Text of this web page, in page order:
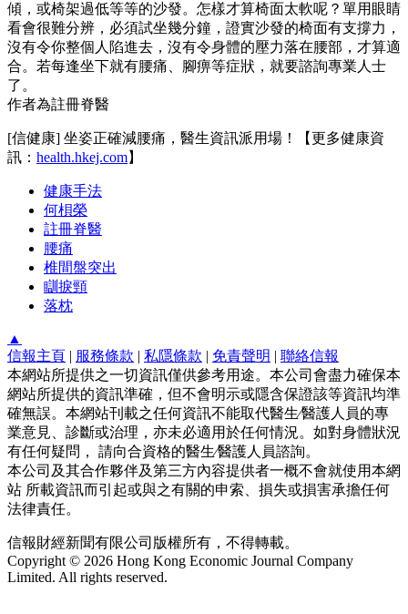
傾，或椅架過低等等的沙發。怎樣才算椅面太軟呢？單用眼睛
看會很難分辨，必須試坐幾分鐘，證實沙發的椅面有支撐力，
沒有令你整個人陷進去，沒有令身體的壓力落在腰部，才算適
合。若每逢坐下就有腰痛、腳痹等症狀，就要諮詢專業人士
了。
作者為註冊脊醫
[信健康] 坐姿正確減腰痛，醫生資訊派用場！【更多健康資
訊： health.hkej.com】
健康手法
何梖榮
註冊脊醫
腰痛
椎間盤突出
瞓捩頸
落枕
▲
信報主頁 | 服務條款 | 私隱條款 | 免責聲明 | 聯絡信報
本網站所提供之一切資訊僅供參考用途。本公司會盡力確保本
網站所提供的資訊準確，但不會明示或隱含保證該等資訊均準
確無誤。本網站刊載之任何資訊不能取代醫生∕醫護人員的專
業意見、診斷或治理，亦未必適用於任何情況。如對身體狀況
有任何疑問， 請向合資格的醫生∕醫護人員諮詢。
本公司及其合作夥伴及第三方內容提供者一概不會就使用本網
站 所載資訊而引起或與之有關的申索、損失或損害承擔任何
法律責任。
信報財經新聞有限公司版權所有，不得轉載。
Copyright © 2026 Hong Kong Economic Journal Company
Limited. All rights reserved.